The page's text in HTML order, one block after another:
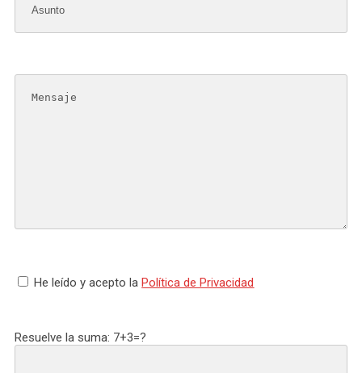
He leído y acepto laPolítica de Privacidad
Resuelve la suma: 7+3=?